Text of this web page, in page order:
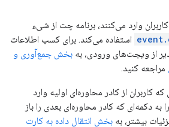
وارد می‌کنند، برنامه چت از شیء
استفاده می‌کند. برای کسب اطلاعات
از ویجت‌های ورودی، به بخش جمع‌آوری و
مراجعه کنید.
کاربران از کادر محاوره‌ای اولیه وارد
به دکمه‌ای که کادر محاوره‌ای بعدی را باز
بیشتر، به بخش انتقال داده به کارت